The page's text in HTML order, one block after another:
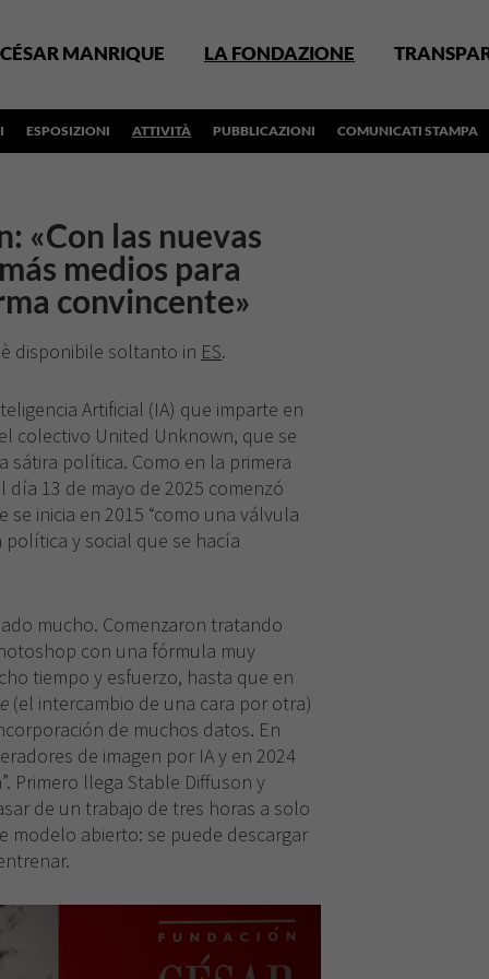
CÉSAR MANRIQUE LA FONDAZIONE
ESPOSIZIONI ATTIVITÀ PUBBLICAZIONI COMUNICATI STAMPA
«Con las nuevas
medios para
convincente»
disponibile soltanto in ES.
Artificial (IA) que imparte en
colectivo United Unknown, que se
sátira política. Como en la primera
día 13 de mayo de 2025 comenzó
inicia en 2015 “como una válvula
y social que se hacía
mucho. Comenzaron tratando
con una fórmula muy
tiempo y esfuerzo, hasta que en
(el intercambio de una cara por otra)
de muchos datos. En
de imagen por IA y en 2024
Primero llega Stable Diffuson y
de un trabajo de tres horas a solo
modelo abierto: se puede descargar